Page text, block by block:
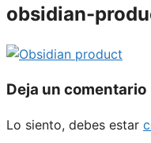
obsidian-
Deja un comentario
Lo siento, debes estar